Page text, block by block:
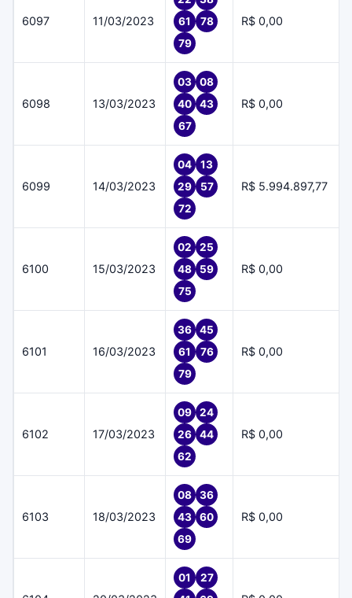
6097 11/03/2023
61
78
79
R$ 0,00
6098 13/03/2023
03
08
40
43
67
R$ 0,00
6099 14/03/2023
04
13
29
57
72
R$ 5.994.897,77
6100 15/03/2023
02
25
48
59
75
R$ 0,00
6101 16/03/2023
36
45
61
76
79
R$ 0,00
6102 17/03/2023
09
24
26
44
62
R$ 0,00
6103 18/03/2023
08
36
43
60
69
R$ 0,00
01
27